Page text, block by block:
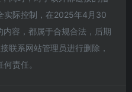
实际控制，在2025年4月30
容，都属于合规合法，后期
联系网站管理员进行删除，
责任。